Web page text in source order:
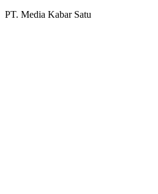
PT. Media Kabar Satu